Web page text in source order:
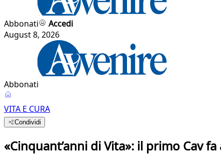
Abbonati
Accedi
August 8, 2026
Abbonati
VITA E CURA
Condividi
«Cinquant’anni di Vita»: il primo Cav